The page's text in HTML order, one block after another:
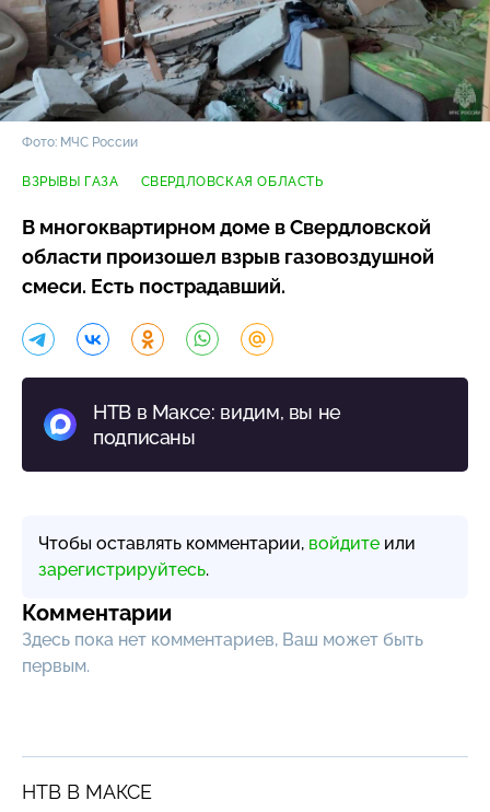
Фото: МЧС России
ВЗРЫВЫ ГАЗА СВЕРДЛОВСКАЯ ОБЛАСТЬ
В многоквартирном доме в Свердловской
области произошел взрыв газовоздушной
смеси. Есть пострадавший.
НТВ в Максе: видим, вы не
подписаны
Чтобы оставлять комментарии, войдите или
зарегистрируйтесь.
Комментарии
Здесь пока нет комментариев, Ваш может быть
первым.
НТВ В МАКСЕ